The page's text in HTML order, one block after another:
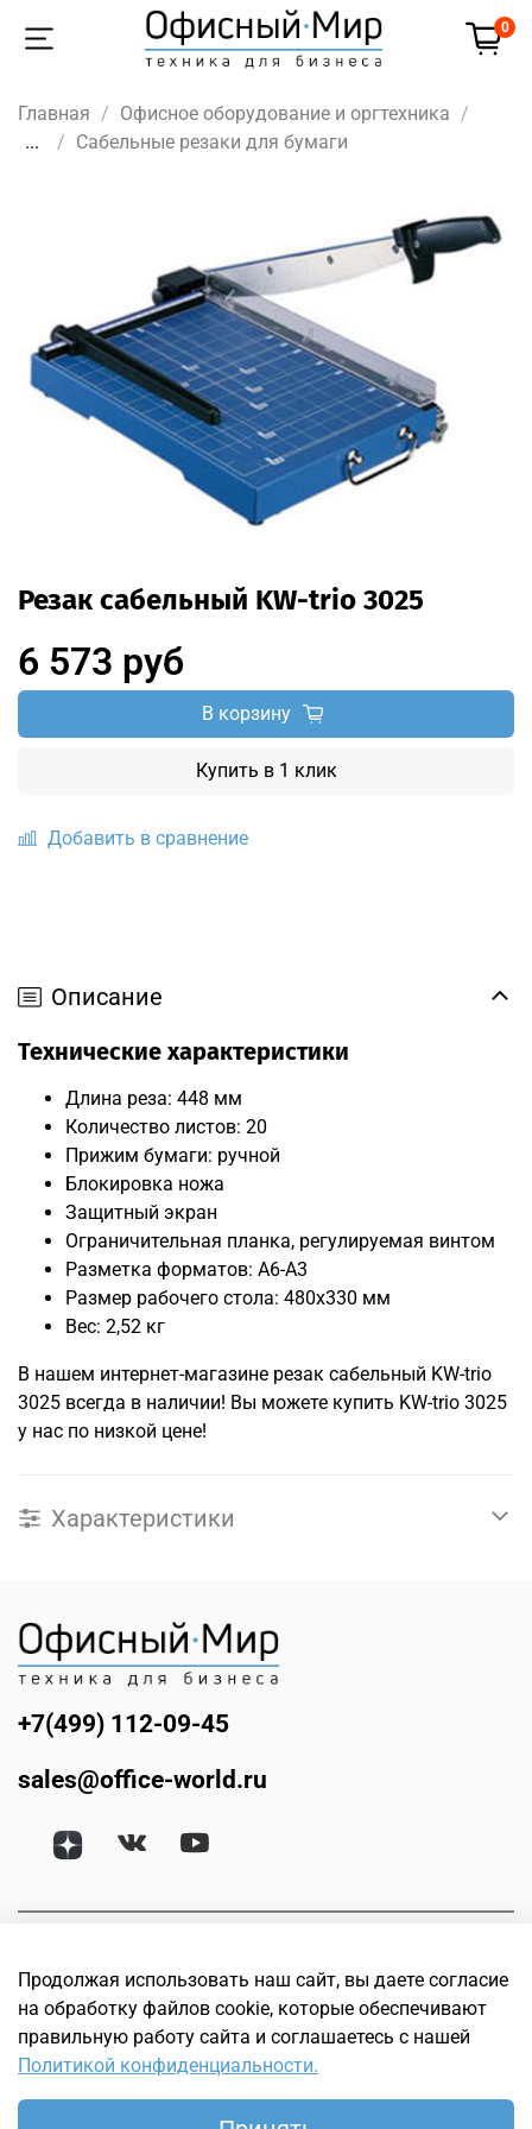
0
Главная
Офисное оборудование и оргтехника
...
Сабельные резаки для бумаги
Резак сабельный KW-trio 3025
Добавить в сравнение
6 573 руб
В корзину
Купить в 1 клик
Описание
Технические характеристики
Длина реза: 448 мм
Количество листов: 20
Прижим бумаги: ручной
Блокировка ножа
Защитный экран
Ограничительная планка, регулируемая винтом
Разметка форматов: А6-А3
Размер рабочего стола: 480x330 мм
Вес: 2,52 кг
В нашем интернет-магазине резак сабельный KW-trio
3025 всегда в наличии! Вы можете купить KW-trio 3025
у нас по низкой цене!
Характеристики
+7(499) 112-09-45
sales@office-world.ru
© Офисный мир. Интернет магазин техники для бизнеса.
Офисное, банковское, торговое и оборудование для
Продолжая использовать наш сайт, вы даете согласие
на обработку файлов cookie, которые обеспечивают
правильную работу сайта и соглашаетесь с нашей
Политикой конфиденциальности.